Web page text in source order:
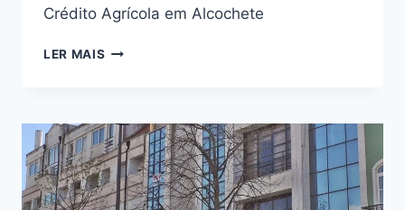
Crédito Agrícola em Alcochete
LER MAIS CAIXA